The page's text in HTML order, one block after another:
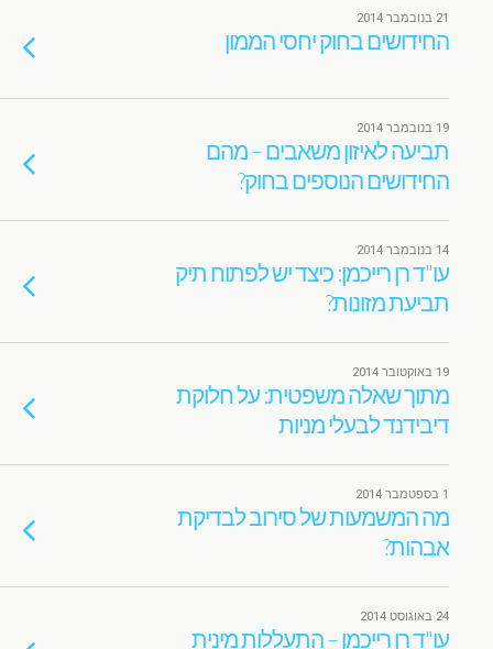
21 בנובמבר 2014
החידושים בחוק יחסי הממון
19 בנובמבר 2014
תביעה לאיזון משאבים – מהם
החידושים הנוספים בחוק?
14 בנובמבר 2014
עו"ד רן רייכמן: כיצד יש לפתוח תיק
תביעת מזונות?
19 באוקטובר 2014
מתוך שאלה משפטית: על חלוקת
דיבידנד לבעלי מניות
1 בספטמבר 2014
מה המשמעות של סירוב לבדיקת
אבהות?
24 באוגוסט 2014
עו"ד רן רייכמן – התעללות מינית